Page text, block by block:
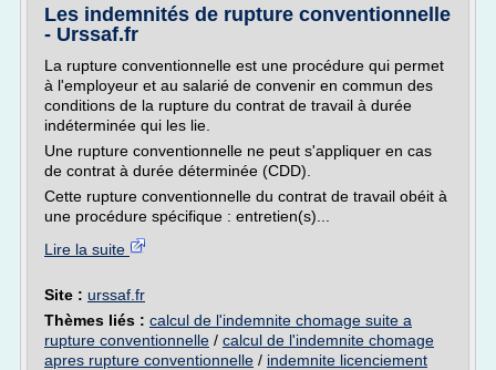
Les indemnités de rupture conventionnelle
- Urssaf.fr
La rupture conventionnelle est une procédure qui permet
à l'employeur et au salarié de convenir en commun des
conditions de la rupture du contrat de travail à durée
indéterminée qui les lie.
Une rupture conventionnelle ne peut s'appliquer en cas
de contrat à durée déterminée (CDD).
Cette rupture conventionnelle du contrat de travail obéit à
une procédure spécifique : entretien(s)...
Lire la suite
Site : urssaf.fr
Thèmes liés : calcul de l'indemnite chomage suite a
rupture conventionnelle / calcul de l'indemnite chomage
apres rupture conventionnelle / indemnite licenciement